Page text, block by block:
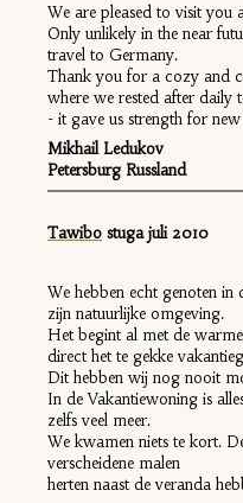
We are pleased to visit you
Only unlikely in the near
travel to Germany.
Thank you for a cozy and
where we rested after daily
- it gave us strength for
Mikhail Ledukov
Petersburg Russland
Tawibo stugajuli 2010
We hebben echt genoten
zijn natuurlijke omgeving.
Het begint al met de
direct het te gekke
Dit hebben wij nog nooit
In de Vakantiewoning is
zelfs veel meer.
We kwamen niets te kort.
verscheidene malen
herten naast de veranda